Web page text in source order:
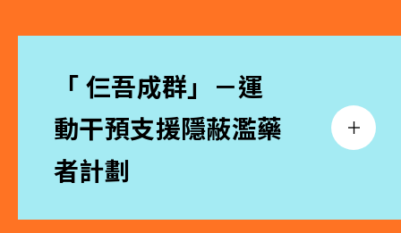
「 仨吾成群」－運
動干預支援隱蔽濫藥
者計劃